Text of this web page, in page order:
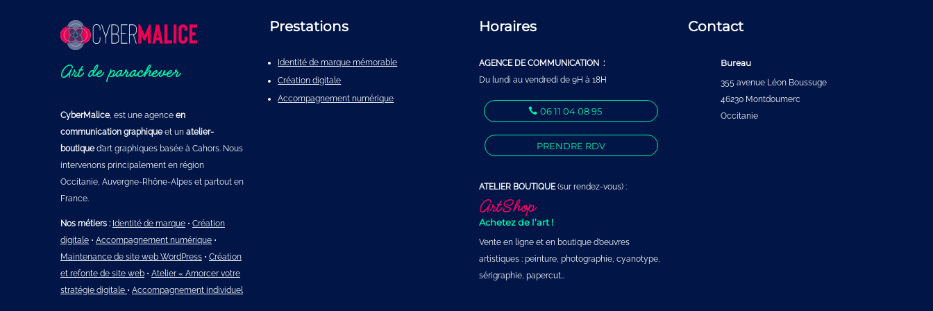
Art de parachever
CyberMalice, est une agence en
communication graphiqueet un atelier-
boutiqued’art graphiques basée à Cahors. Nous
intervenons principalement en région
Occitanie, Auvergne-Rhône-Alpes et partout en
France.
Nos métiers : Identité de marque • Création
digitale • Accompagnement numérique •
Maintenance de site web WordPress • Création
et refonte de site web • Atelier « Amorcer votre
stratégie digitale • Accompagnement individuel
Prestations
Identité de marque mémorable
Création digitale
Accompagnement numérique
Horaires
AGENCE DE COMMUNICATION :
Du lundi au vendredi de 9H à 18H
06 11 04 08 95
PRENDRE RDV
ATELIER BOUTIQUE(sur rendez-vous) :
ArtShop
Achetez de l’art !
Vente en ligne et en boutique d’oeuvres
artistiques : peinture, photographie, cyanotype,
sérigraphie, papercut…
Contact
Bureau
355 avenue Léon Boussuge
46230 Montdoumerc
Occitanie